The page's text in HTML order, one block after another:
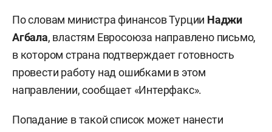
По словам министра финансов Турции Наджи
Агбала, властям Евросоюза направлено письмо,
в котором страна подтверждает готовность
провести работу над ошибками в этом
направлении, сообщает «Интерфакс».
Попадание в такой список может нанести